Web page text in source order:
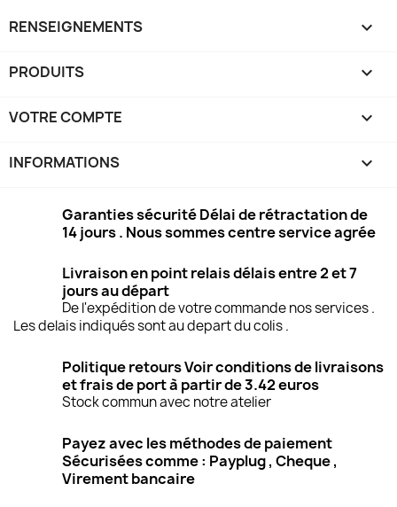
RENSEIGNEMENTS 
PRODUITS 
VOTRE COMPTE 
INFORMATIONS keyboard_arrow_down
Garanties sécurité Délai de rétractation de
14 jours . Nous sommes centre service agrée
Livraison en point relais délais entre 2 et 7
jours au départ
De l'expédition de votre commande nos services .
Les delais indiqués sont au depart du colis .
Politique retours Voir conditions de livraisons
et frais de port à partir de 3.42 euros
Stock commun avec notre atelier
Payez avec les méthodes de paiement
Sécurisées comme : Payplug , Cheque ,
Virement bancaire